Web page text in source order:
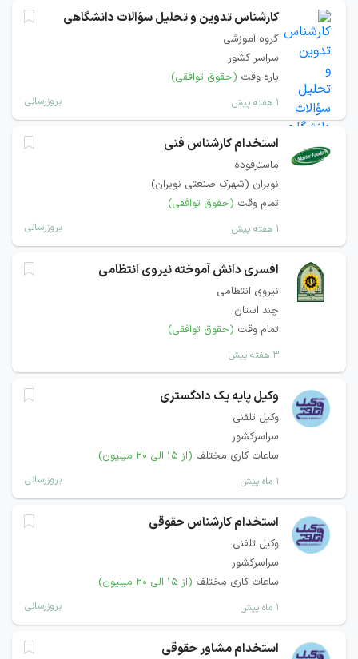
کارشناس تدوین و تحلیل سؤالات دانشگاهی
گروه آموزشی
سراسر کشور
پاره وقت (حقوق توافقی)
۱ هفته پیش بروزرسانی
استخدام کارشناس فنی
ماسترفوده
نوبران (شهرک صنعتی نوبران)
تمام وقت (حقوق توافقی)
۱ هفته پیش بروزرسانی
افسری دانش آموخته نیروی انتظامی
نیروی انتظامی
چند استان
تمام وقت (حقوق توافقی)
۳ هفته پیش
وکیل پایه یک دادگستری
وکیل تلفنی
سراسرکشور
ساعات کاری مختلف (از ۱۵ الی ۲۰ میلیون)
۱ ماه پیش بروزرسانی
استخدام کارشناس حقوقی
وکیل تلفنی
سراسرکشور
ساعات کاری مختلف (از ۱۵ الی ۲۰ میلیون)
۱ ماه پیش بروزرسانی
استخدام مشاور حقوقی